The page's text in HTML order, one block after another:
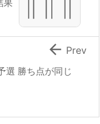
果
選 勝ち点が同じ
 Prev